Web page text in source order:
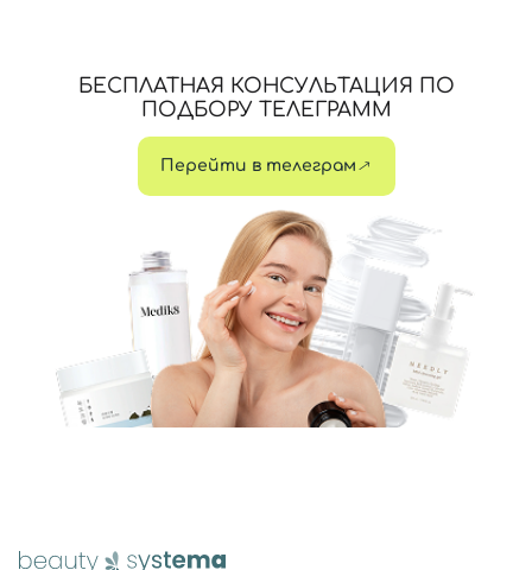
БЕСПЛАТНАЯ КОНСУЛЬТАЦИЯ ПО
ПОДБОРУ ТЕЛЕГРАММ
Перейти в телеграм